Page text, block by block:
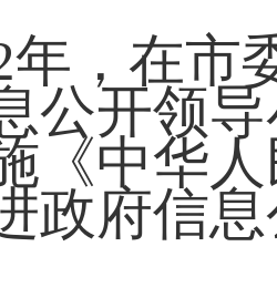
年，在市
公开领
《中华
政府信